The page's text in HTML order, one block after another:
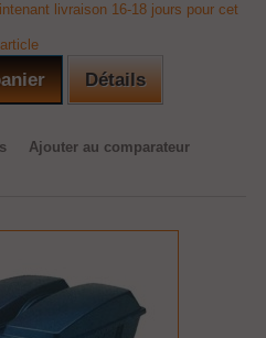
livraison 16-18 jours pour cet
article
Détails
Ajouter au comparateur